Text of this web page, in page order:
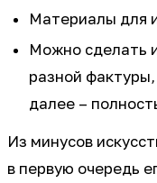
Материалы для
Можно сделать
разной
далее –
Из минусов
в первую очередь